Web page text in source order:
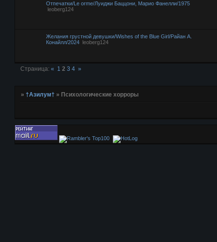
Отпечатки/Le orme/Луиджи Баццони, Марио Фанелли/1975
leoberg124
Желания грустной девушки/Wishes of the Blue Girl/Райан А.
Конайлл/2024 leoberg124
Страница:« 1 2 3 4 »
»†Азилум† » Психологические хорроры